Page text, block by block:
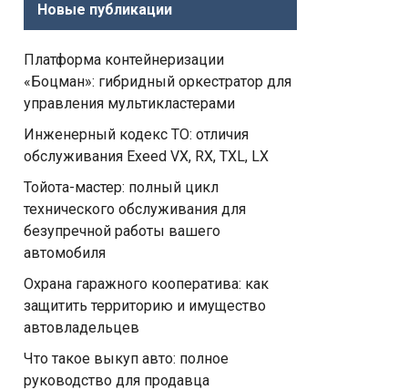
Новые публикации
Платформа контейнеризации
«Боцман»: гибридный оркестратор для
управления мультикластерами
Инженерный кодекс ТО: отличия
обслуживания Exeed VX, RX, TXL, LX
Тойота-мастер: полный цикл
технического обслуживания для
безупречной работы вашего
автомобиля
Охрана гаражного кооператива: как
защитить территорию и имущество
автовладельцев
Что такое выкуп авто: полное
руководство для продавца